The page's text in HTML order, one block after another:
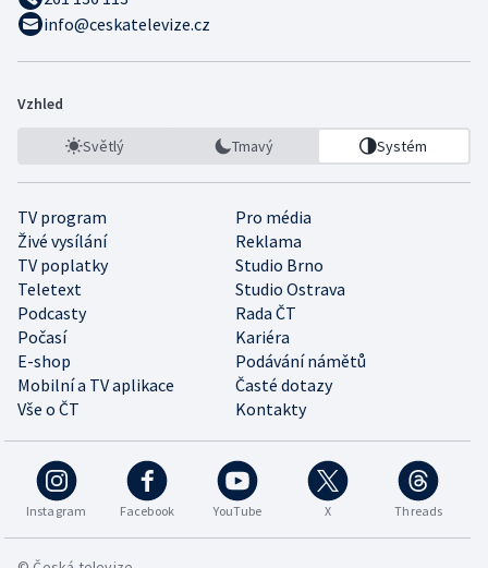
info@ceskatelevize.cz
Vzhled
Světlý Tmavý Systém
TV program
Pro média
Živé vysílání
Reklama
TV poplatky
Studio Brno
Teletext
Studio Ostrava
Podcasty
Rada ČT
Počasí
Kariéra
E-shop
Podávání námětů
Mobilní a TV aplikace
Časté dotazy
Vše o ČT
Kontakty
Instagram Facebook YouTube X Threads